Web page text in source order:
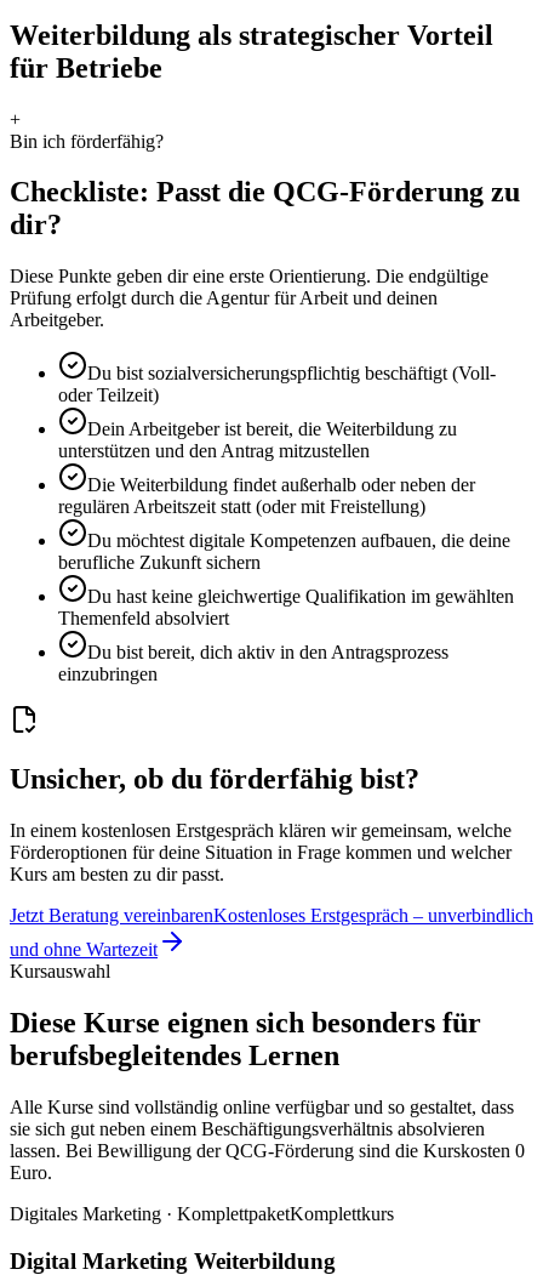
Weiterbildung als strategischer Vorteil
für Betriebe
+
Bin ich förderfähig?
Checkliste: Passt die QCG-Förderung zu
dir?
Diese Punkte geben dir eine erste Orientierung. Die endgültige
Prüfung erfolgt durch die Agentur für Arbeit und deinen
Arbeitgeber.
Du bist sozialversicherungspflichtig beschäftigt (Voll-
oder Teilzeit)
Dein Arbeitgeber ist bereit, die Weiterbildung zu
unterstützen und den Antrag mitzustellen
Die Weiterbildung findet außerhalb oder neben der
regulären Arbeitszeit statt (oder mit Freistellung)
Du möchtest digitale Kompetenzen aufbauen, die deine
berufliche Zukunft sichern
Du hast keine gleichwertige Qualifikation im gewählten
Themenfeld absolviert
Du bist bereit, dich aktiv in den Antragsprozess
einzubringen
Unsicher, ob du förderfähig bist?
In einem kostenlosen Erstgespräch klären wir gemeinsam, welche
Förderoptionen für deine Situation in Frage kommen und welcher
Kurs am besten zu dir passt.
Jetzt Beratung vereinbarenKostenloses Erstgespräch – unverbindlich
und ohne Wartezeit
Kursauswahl
Diese Kurse eignen sich besonders für
berufsbegleitendes Lernen
Alle Kurse sind vollständig online verfügbar und so gestaltet, dass
sie sich gut neben einem Beschäftigungsverhältnis absolvieren
lassen. Bei Bewilligung der QCG-Förderung sind die Kurskosten 0
Euro.
Digitales Marketing · KomplettpaketKomplettkurs
Digital Marketing Weiterbildung